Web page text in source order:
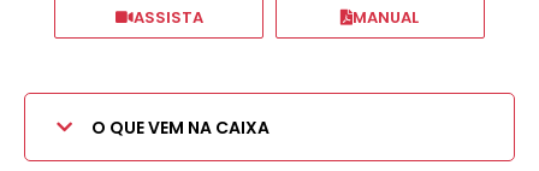
ASSISTA MANUAL
O QUE VEM NA CAIXA